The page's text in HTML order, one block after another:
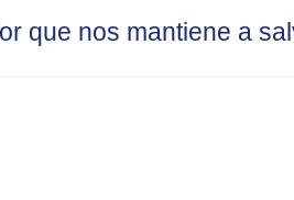
que nos mantiene a